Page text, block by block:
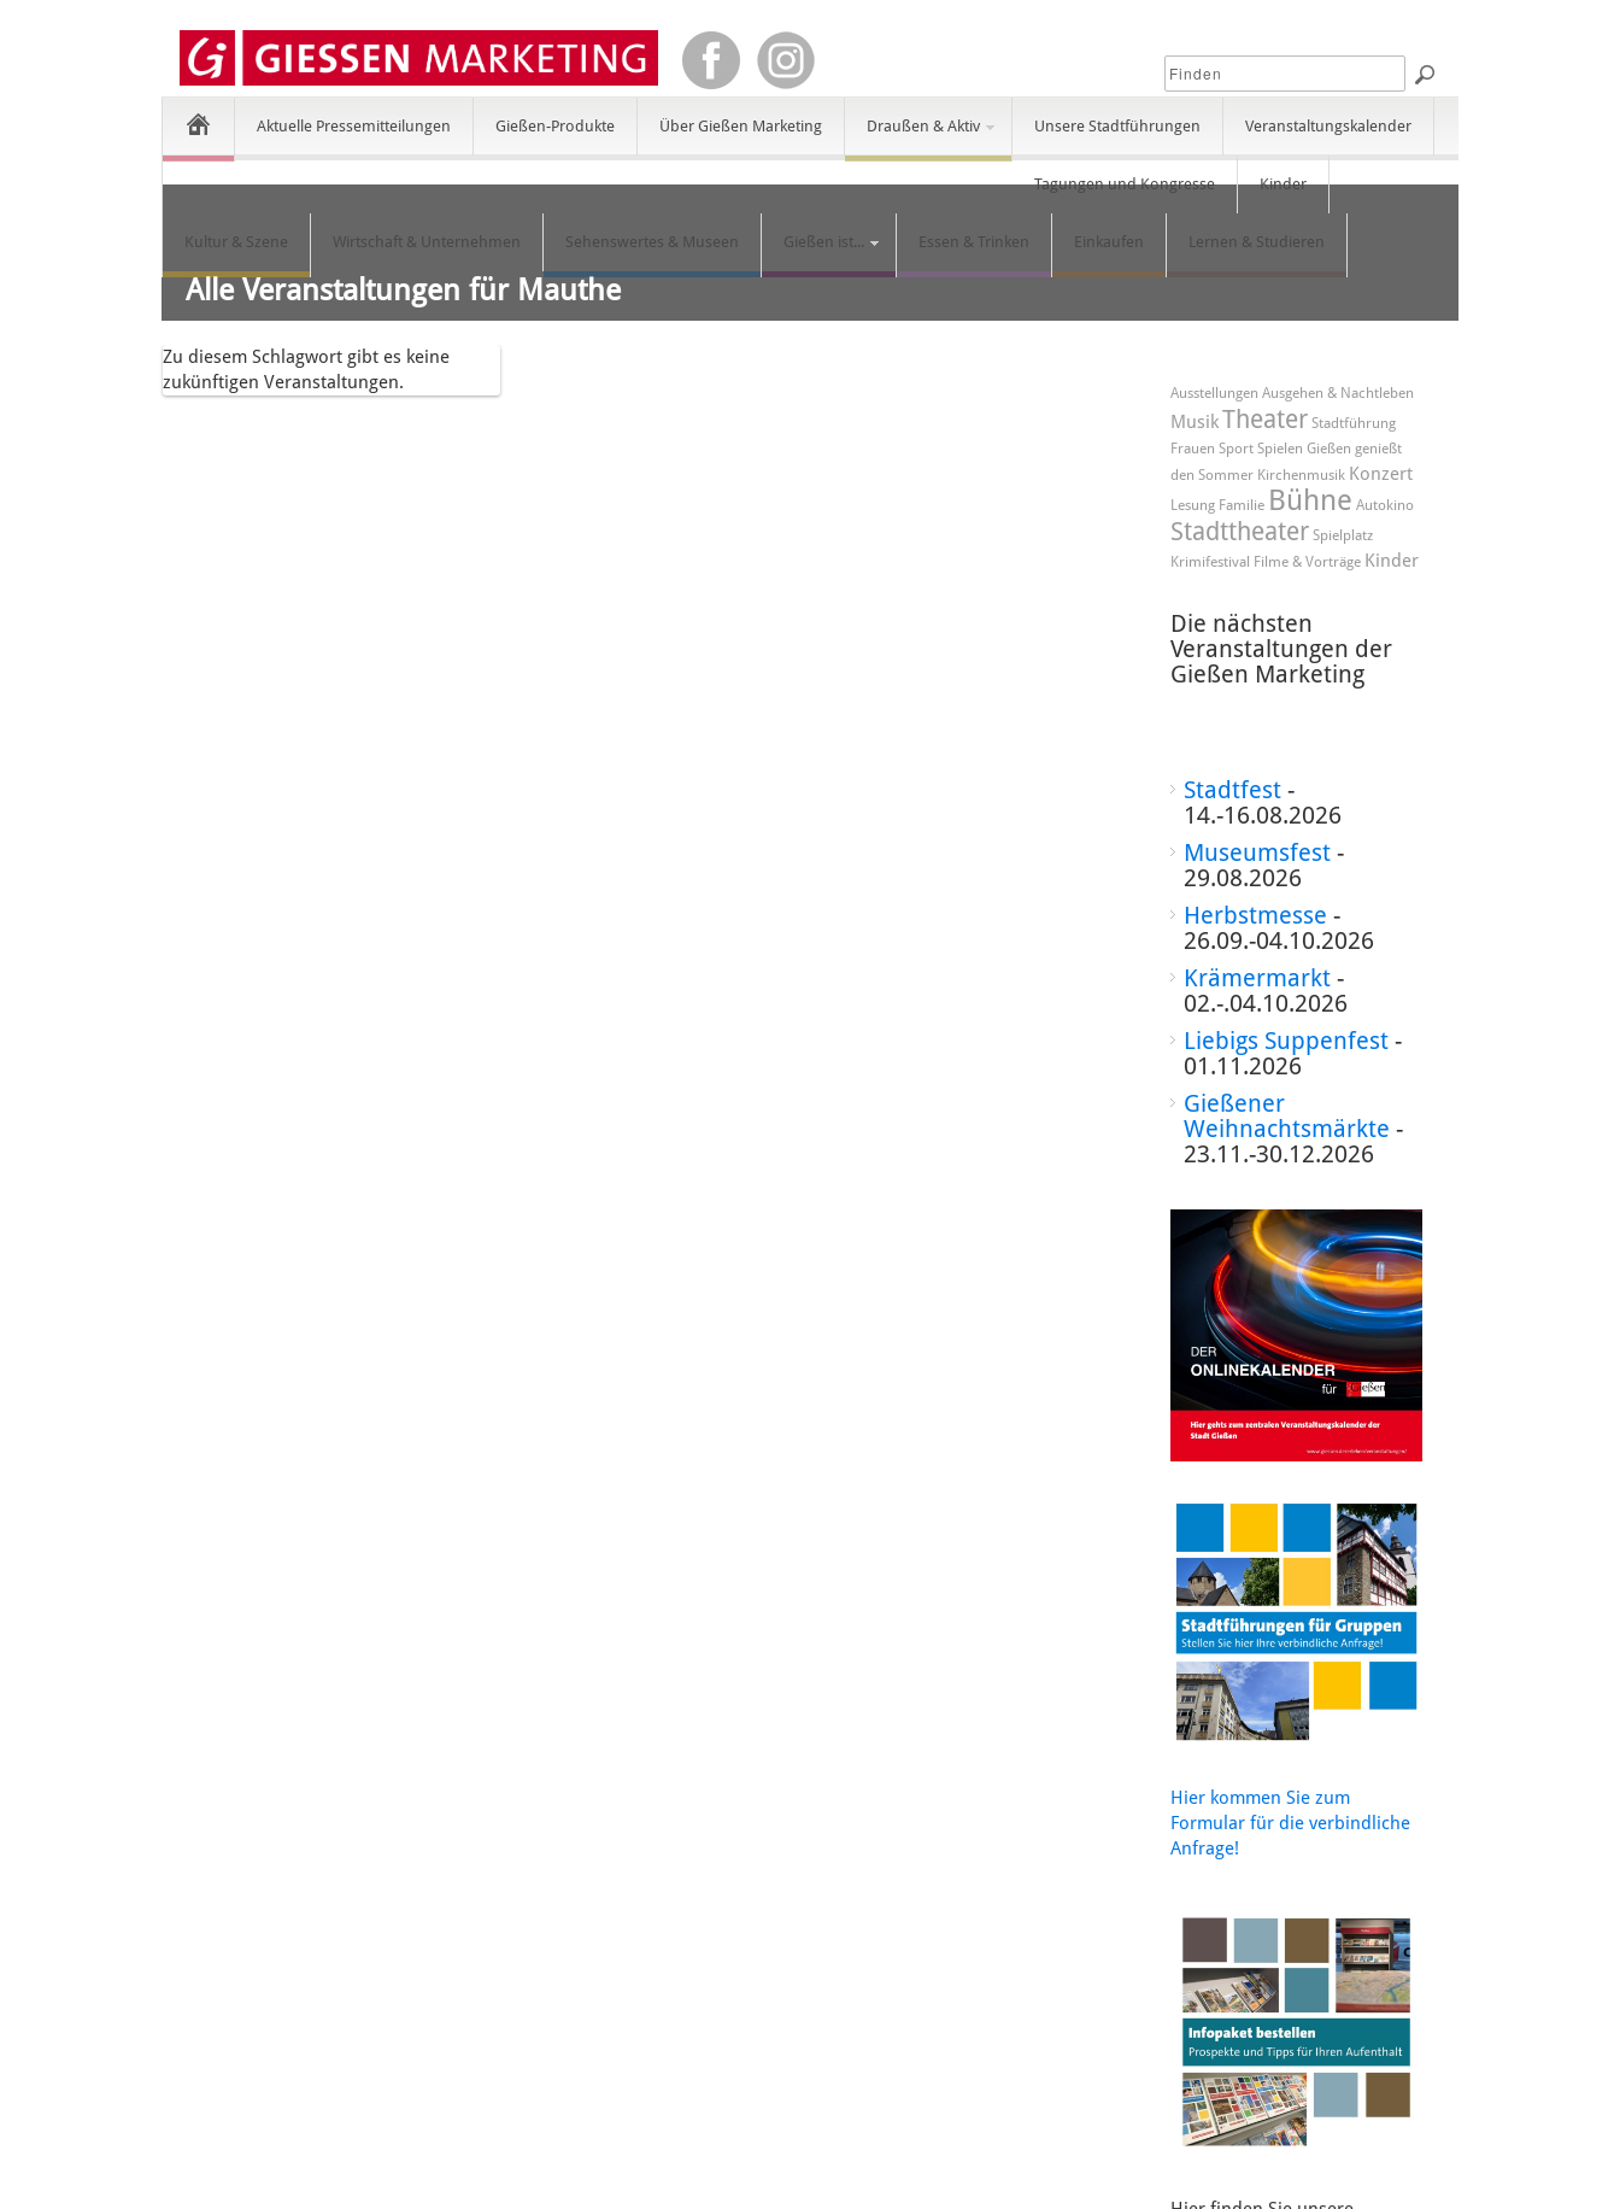
Aktuelle Pressemitteilungen Gießen-Produkte Über Gießen Marketing Draußen & Aktiv Unsere Stadtführungen Veranstaltungskalender
Tagungen und Kongresse Kinder
Kultur & Szene Wirtschaft & Unternehmen Sehenswertes & Museen Gießen ist... Essen & Trinken Einkaufen Lernen & Studieren
Alle Veranstaltungen für Mauthe
Zu diesem Schlagwort gibt es keine
zukünftigen Veranstaltungen.
Ausstellungen Ausgehen & Nachtleben
MusikTheater Stadtführung
Frauen Sport Spielen Gießen genießt
den Sommer Kirchenmusik Konzert
Lesung Familie Bühne Autokino
Stadttheater Spielplatz
Krimifestival Filme & Vorträge Kinder
Die nächsten
Veranstaltungen der
Gießen Marketing
Stadtfest-
14.-16.08.2026
Museumsfest-
29.08.2026
Herbstmesse -
26.09.-04.10.2026
Krämermarkt-
02.-.04.10.2026
Liebigs Suppenfest-
01.11.2026
Gießener
Weihnachtsmärkte -
23.11.-30.12.2026
Hier kommen Sie zum
Formular für die verbindliche
Anfrage!